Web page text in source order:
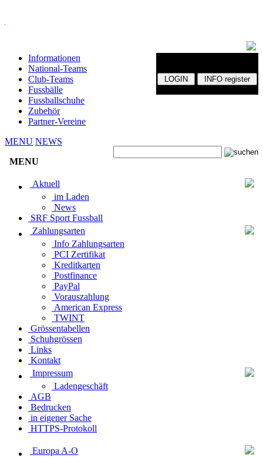
Informationen
National-Teams
Club-Teams
Fussbälle
Fussballschuhe
Zubehör
Partner-Vereine
MENU NEWS
MENU
Aktuell
im Laden
News
SRF Sport Fussball
Zahlungsarten
Info Zahlungsarten
PCI Zertifikat
Kreditkarten
Postfinance
PayPal
Vorauszahlung
American Express
TWINT
Grössentabellen
Schuhgrössen
Links
Kontakt
Impressum
Ladengeschäft
AGB
Bedrucken
in eigener Sache
HTTPS-Protokoll
Europa A-O